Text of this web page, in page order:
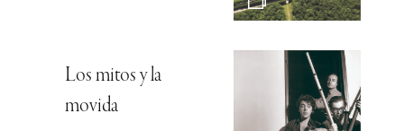
Los mitos y la
movida